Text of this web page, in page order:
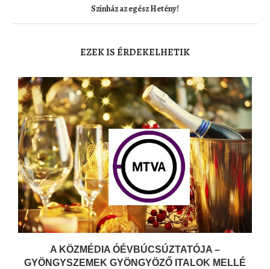
Színház az egész Hetény!
EZEK IS ÉRDEKELHETIK
A KÖZMÉDIA ÓÉVBÚCSÚZTATÓJA –
GYÖNGYSZEMEK GYÖNGYÖZŐ ITALOK MELLÉ